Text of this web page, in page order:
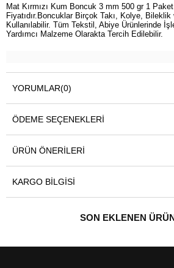
Mat Kırmızı Kum Boncuk 3 mm 500 gr 1
Fiyatıdır.Boncuklar Birçok Takı, Kolye,
Kullanılabilir. Tüm Tekstil, Abiye Ürünlerinde
Yardımcı Malzeme Olarakta Tercih Edilebilir.
YORUMLAR(0)
ÖDEME SEÇENEKLERI
ÜRÜN ÖNERILERI
KARGO BILGISI
SON EKLENEN